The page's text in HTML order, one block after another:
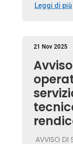
Leggi di più
21 Nov 2025
AVVISO DI